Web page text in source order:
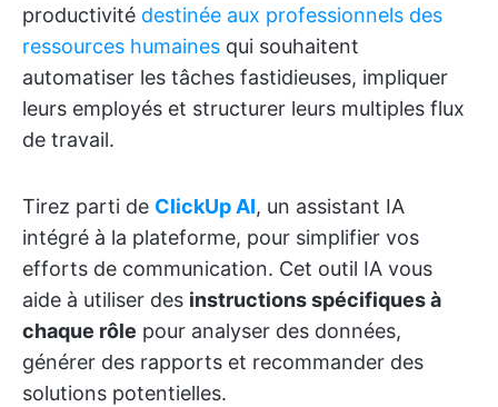
productivité destinée aux professionnels des
ressources humaines qui souhaitent
automatiser les tâches fastidieuses, impliquer
leurs employés et structurer leurs multiples flux
de travail.
Tirez parti de ClickUp AI, un assistant IA
intégré à la plateforme, pour simplifier vos
efforts de communication. Cet outil IA vous
aide à utiliser des instructions spécifiques à
chaque rôle pour analyser des données,
générer des rapports et recommander des
solutions potentielles.